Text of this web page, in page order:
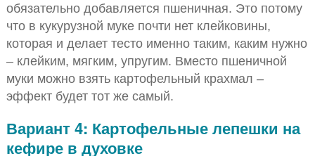
обязательно добавляется пшеничная. Это потому
что в кукурузной муке почти нет клейковины,
которая и делает тесто именно таким, каким нужно
– клейким, мягким, упругим. Вместо пшеничной
муки можно взять картофельный крахмал –
эффект будет тот же самый.
Вариант 4: Картофельные лепешки на
кефире в духовке